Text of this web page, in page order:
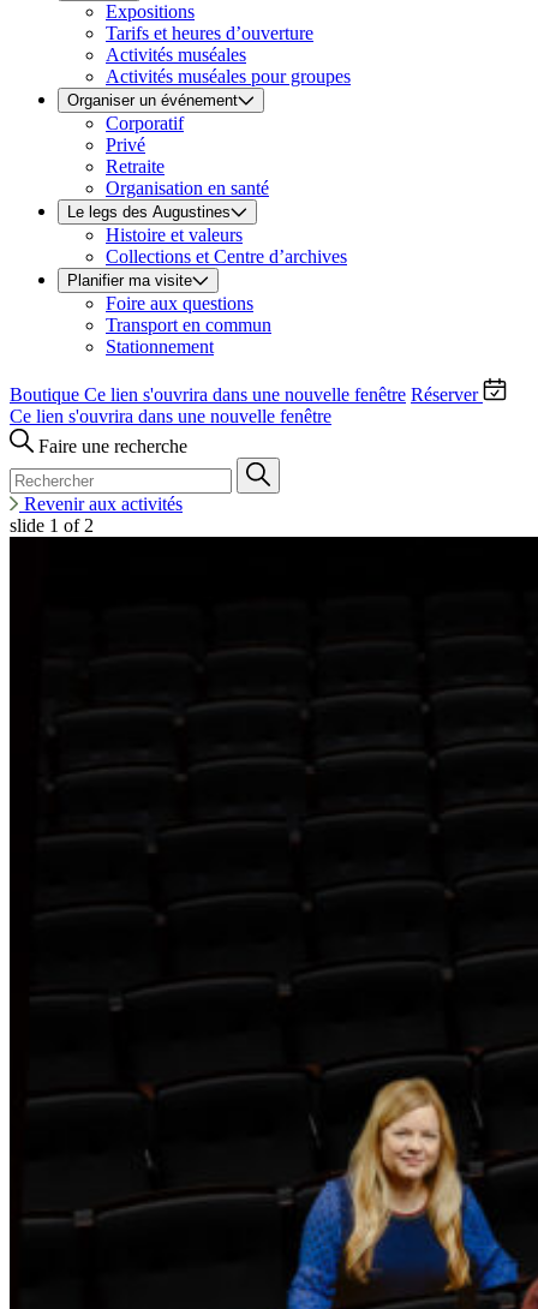
Expositions
Tarifs et heures d’ouverture
Activités muséales
Activités muséales pour groupes
Organiser un événement
Corporatif
Privé
Retraite
Organisation en santé
Le legs des Augustines
Histoire et valeurs
Collections et Centre d’archives
Planifier ma visite
Foire aux questions
Transport en commun
Stationnement
Boutique Ce lien s'ouvrira dans une nouvelle fenêtre Réserver
Ce lien s'ouvrira dans une nouvelle fenêtre
Faire une recherche
Revenir aux activités
slide 1 of 2